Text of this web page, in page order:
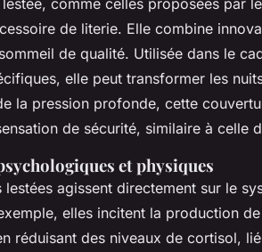
de literie. Elle combine
de qualité. Utilisée dans le
elle peut transformer les
la pression profonde, cette
de sécurité, similaire à celle
et physiques
lestées agissent directement sur le
elles incitent la production
réduisant des niveaux de cortisol,